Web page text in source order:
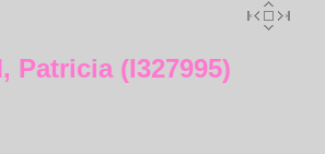
Patricia (I327995)